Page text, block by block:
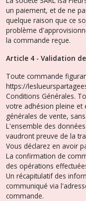
un paiement, et de ne
quelque raison que ce
problème
la commande reçue.
Article 4 - Validation
Toute commande
https://
Conditions Générales.
votre adhésion pleine et
générales de vente,
L'ensemble des
vaudront preuve de la
Vous déclarez en avoir
La confirmation de
des opérations
Un récapitulatif des
communiqué via
commande.